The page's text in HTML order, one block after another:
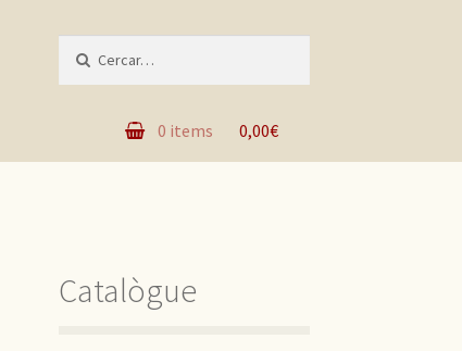
0,00€
0 items
Catalògue